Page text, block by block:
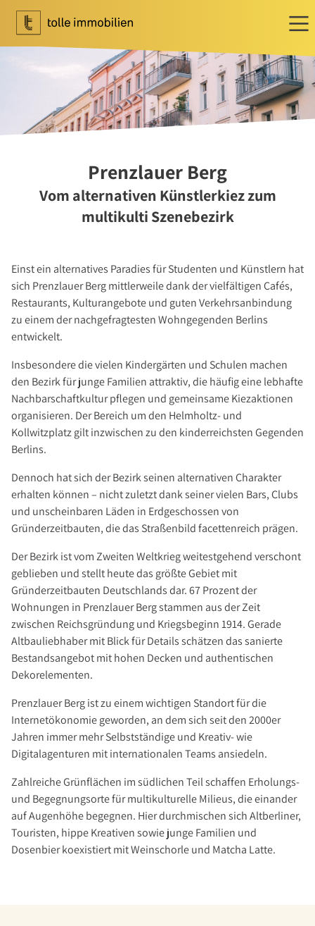
Ihr Makler für Wohnen
Immobilie bewerten
Immobilie verkaufen
Marktbericht 2025/2026
Referenzen
Investment Suchauftrag
Newsletter Investment
Immobilie kaufen
Immobilienangebote
Immobilienmarkt
Suchauftrag Wohnen
Services
Bauträger / Projektentwickler
Hausverwaltung
Nachlassservice
News
Podcast
Ratgeber
Über Uns
Unternehmen
Team
Kundenbewertungen
Stellenangebote
Presse
Prenzlauer Berg
Vom alternativen Künstlerkiez zum
multikulti Szenebezirk
Einst ein alternatives Paradies für Studenten und Künstlern hat
sich Prenzlauer Berg mittlerweile dank der vielfältigen Cafés,
Restaurants, Kulturangebote und guten Verkehrsanbindung
zu einem der nachgefragtesten Wohngegenden Berlins
entwickelt.
Insbesondere die vielen Kindergärten und Schulen machen
den Bezirk für junge Familien attraktiv, die häufig eine lebhafte
Nachbarschaftkultur pflegen und gemeinsame Kiezaktionen
organisieren. Der Bereich um den Helmholtz- und
Kollwitzplatz gilt inzwischen zu den kinderreichsten Gegenden
Berlins.
Dennoch hat sich der Bezirk seinen alternativen Charakter
erhalten können – nicht zuletzt dank seiner vielen Bars, Clubs
und unscheinbaren Läden in Erdgeschossen von
Gründerzeitbauten, die das Straßenbild facettenreich prägen.
Der Bezirk ist vom Zweiten Weltkrieg weitestgehend verschont
geblieben und stellt heute das größte Gebiet mit
Gründerzeitbauten Deutschlands dar. 67 Prozent der
Wohnungen in Prenzlauer Berg stammen aus der Zeit
zwischen Reichsgründung und Kriegsbeginn 1914. Gerade
Altbauliebhaber mit Blick für Details schätzen das sanierte
Bestandsangebot mit hohen Decken und authentischen
Dekorelementen.
Prenzlauer Berg ist zu einem wichtigen Standort für die
Internetökonomie geworden, an dem sich seit den 2000er
Jahren immer mehr Selbstständige und Kreativ- wie
Digitalagenturen mit internationalen Teams ansiedeln.
Zahlreiche Grünflächen im südlichen Teil schaffen Erholungs-
und Begegnungsorte für multikulturelle Milieus, die einander
auf Augenhöhe begegnen. Hier durchmischen sich Altberliner,
Touristen, hippe Kreativen sowie junge Familien und
Dosenbier koexistiert mit Weinschorle und Matcha Latte.